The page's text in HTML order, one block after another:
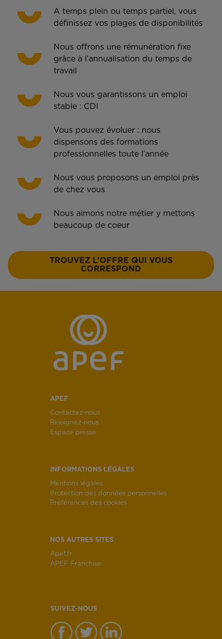
A temps plein ou temps partiel, vous
définissez vos plages de disponibilités
Nous offrons une rémunération fixe
grâce à l’annualisation du temps de
travail
Nous vous garantissons un emploi
stable : CDI
Vous pouvez évoluer : nous
dispensons des formations
professionnelles toute l’année
Nous vous proposons un emploi près
de chez vous
Nous aimons notre métier y mettons
beaucoup de coeur
TROUVEZ L’OFFRE QUI VOUS
CORRESPOND
APEF
Contactez-nous
Rejoignez-nous
Espace presse
INFORMATIONS LÉGALES
Mentions légales
Protection des données personnelles
Préférences des cookies
NOS AUTRES SITES
Apef.fr
APEF Franchise
SUIVEZ-NOUS